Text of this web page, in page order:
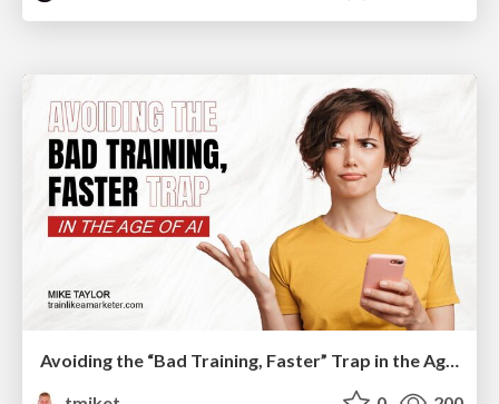
Avoiding the “Bad Training, Faster” Trap in the Age of AI